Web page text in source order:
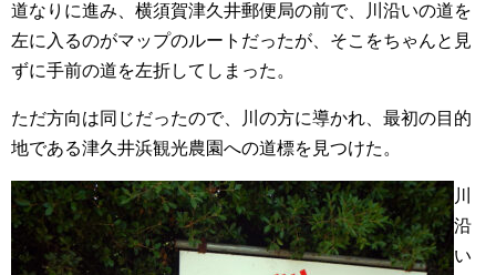
道なりに進み、横須賀津久井郵便局の前で、川沿いの道を
左に入るのがマップのルートだったが、そこをちゃんと見
ずに手前の道を左折してしまった。
ただ方向は同じだったので、川の方に導かれ、最初の目的
地である津久井浜観光農園への道標を見つけた。
川
沿
い